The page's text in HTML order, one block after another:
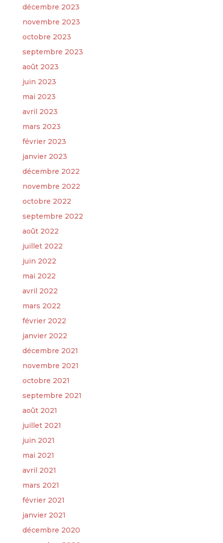
décembre 2023
novembre 2023
octobre 2023
septembre 2023
août 2023
juin 2023
mai 2023
avril 2023
mars 2023
février 2023
janvier 2023
décembre 2022
novembre 2022
octobre 2022
septembre 2022
août 2022
juillet 2022
juin 2022
mai 2022
avril 2022
mars 2022
février 2022
janvier 2022
décembre 2021
novembre 2021
octobre 2021
septembre 2021
août 2021
juillet 2021
juin 2021
mai 2021
avril 2021
mars 2021
février 2021
janvier 2021
décembre 2020